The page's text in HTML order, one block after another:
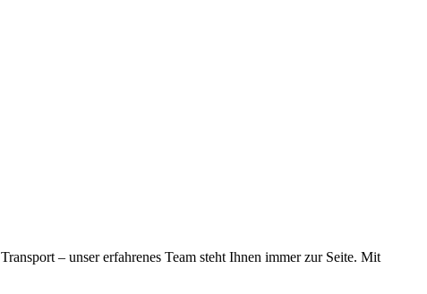
– unser erfahrenes Team steht Ihnen immer zur Seite. Mit